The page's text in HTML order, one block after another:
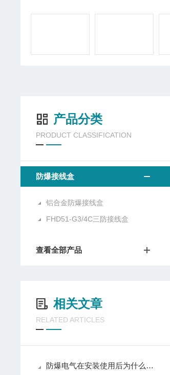
产品分类
PRODUCT CLASSIFICATION
防爆接线盒
铝合金防爆接线盒
FHD51-G3/4C三防接线盒
查看全部产品
相关文章
RELATED ARTICLES
防爆电气在安装使用后为什么要定期维护呢？